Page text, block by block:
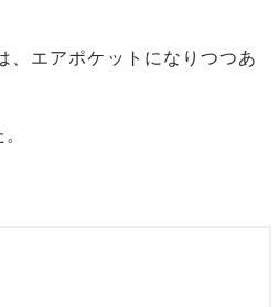
エアポケットになりつつあ